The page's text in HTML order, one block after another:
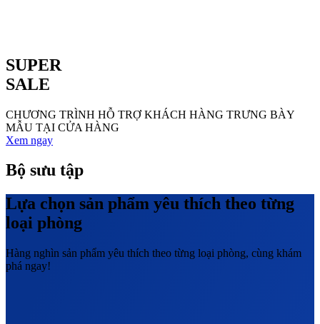
SUPER
SALE
CHƯƠNG TRÌNH HỖ TRỢ KHÁCH HÀNG TRƯNG BÀY
MẪU TẠI CỬA HÀNG
Xem ngay
Bộ sưu tập
Lựa chọn sản phẩm yêu thích theo từng
loại phòng
Hàng nghìn sản phẩm yêu thích theo từng loại phòng, cùng khám
phá ngay!